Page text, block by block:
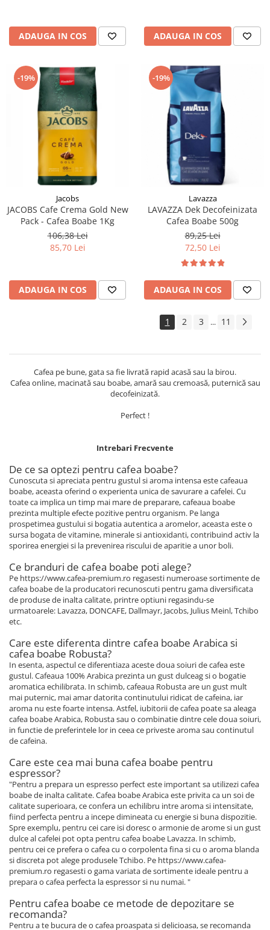
ADAUGA IN COS ADAUGA IN COS
-19%
Jacobs
JACOBS Cafe Crema Gold New
Pack - Cafea Boabe 1Kg
106,38 Lei
85,70 Lei
ADAUGA IN COS
-19%
Lavazza
LAVAZZA Dek Decofeinizata
Cafea Boabe 500g
89,25 Lei
72,50 Lei
ADAUGA IN COS
1 2 3 ... 11
Cafea pe bune, gata sa fie livrată rapid acasă sau la birou.
Cafea online, macinată sau boabe, amară sau cremoasă, puternică sau
decofeinizată.
Perfect !
Intrebari Frecvente
De ce sa optezi pentru cafea boabe?
Cunoscuta si apreciata pentru gustul si aroma intensa este cafeaua
boabe, aceasta oferind o experienta unica de savurare a cafelei. Cu
toate ca implica un timp mai mare de preparare, cafeaua boabe
prezinta multiple efecte pozitive pentru organism. Pe langa
prospetimea gustului si bogatia autentica a aromelor, aceasta este o
sursa bogata de vitamine, minerale si antioxidanti, contribuind activ la
sporirea energiei si la prevenirea riscului de aparitie a unor boli.
Ce branduri de cafea boabe poti alege?
Pe https://www.cafea-premium.ro regasesti numeroase sortimente de
cafea boabe de la producatori recunoscuti pentru gama diversificata
de produse de inalta calitate, printre optiuni regasindu-se
urmatoarele: Lavazza, DONCAFE, Dallmayr, Jacobs, Julius Meinl, Tchibo
etc.
Care este diferenta dintre cafea boabe Arabica si
cafea boabe Robusta?
In esenta, aspectul ce diferentiaza aceste doua soiuri de cafea este
gustul. Cafeaua 100% Arabica prezinta un gust dulceag si o bogatie
aromatica echilibrata. In schimb, cafeaua Robusta are un gust mult
mai puternic, mai amar datorita continutului ridicat de cafeina, iar
aroma nu este foarte intensa. Astfel, iubitorii de cafea poate sa aleaga
cafea boabe Arabica, Robusta sau o combinatie dintre cele doua soiuri,
in functie de preferintele lor in ceea ce priveste aroma sau continutul
de cafeina.
Care este cea mai buna cafea boabe pentru
espressor?
"Pentru a prepara un espresso perfect este important sa utilizezi cafea
boabe de inalta calitate. Cafea boabe Arabica este privita ca un soi de
calitate superioara, ce confera un echilibru intre aroma si intensitate,
fiind perfecta pentru a incepe dimineata cu energie si buna dispozitie.
Spre exemplu, pentru cei care isi doresc o armonie de arome si un gust
dulce al cafelei pot opta pentru cafea boabe Lavazza. In schimb,
pentru cei ce prefera o cafea cu o corpolenta fina si cu o aroma blanda
si discreta pot alege produsele Tchibo. Pe https://www.cafea-
premium.ro regasesti o gama variata de sortimente ideale pentru a
prepara o cafea perfecta la espressor si nu numai. "
Pentru cafea boabe ce metode de depozitare se
recomanda?
Pentru a te bucura de o cafea proaspata si delicioasa, se recomanda